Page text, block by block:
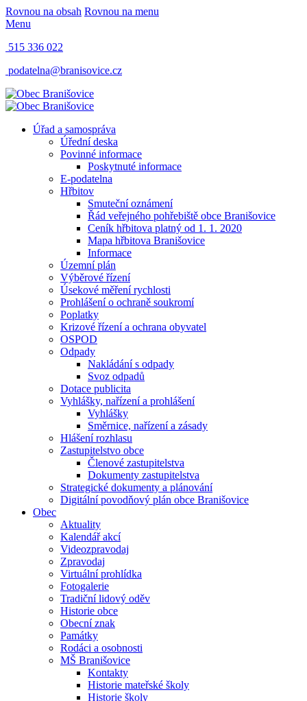
Rovnou na obsah Rovnou na menu
Menu
515 336 022
podatelna@branisovice.cz
Úřad a samospráva
Úřední deska
Povinné informace
Poskytnuté informace
E-podatelna
Hřbitov
Smuteční oznámení
Řád veřejného pohřebiště obce Branišovice
Ceník hřbitova platný od 1. 1. 2020
Mapa hřbitova Branišovice
Informace
Územní plán
Výběrové řízení
Úsekové měření rychlosti
Prohlášení o ochraně soukromí
Poplatky
Krizové řízení a ochrana obyvatel
OSPOD
Odpady
Nakládání s odpady
Svoz odpadů
Dotace publicita
Vyhlášky, nařízení a prohlášení
Vyhlášky
Směrnice, nařízení a zásady
Hlášení rozhlasu
Zastupitelstvo obce
Členové zastupitelstva
Dokumenty zastupitelstva
Strategické dokumenty a plánování
Digitální povodňový plán obce Branišovice
Obec
Aktuality
Kalendář akcí
Videozpravodaj
Zpravodaj
Virtuální prohlídka
Fotogalerie
Tradiční lidový oděv
Historie obce
Obecní znak
Památky
Rodáci a osobnosti
MŠ Branišovice
Kontakty
Historie mateřské školy
Historie školy